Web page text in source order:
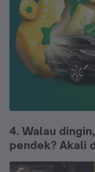
4. Walau
pendek? Akali